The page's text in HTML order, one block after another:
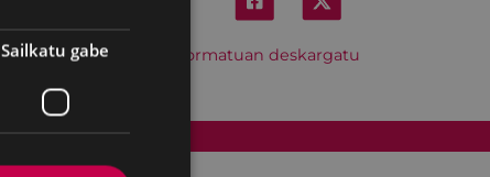
Hitzordu hau iCal formatuan deskargatu
Cookien politika
Sailkatu gabe